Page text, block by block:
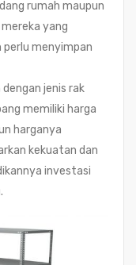
rumah maupun
yang
menyimpan
dengan jenis rak
memiliki harga
harganya
kekuatan dan
investasi